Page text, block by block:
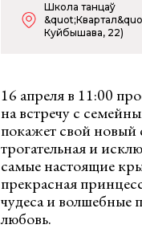
Школа танцаў
Куйбышава, 22)
16 апреля в 11:00
на встречу с
покажет свой
трогательная и
самые настоящие
прекрасная
чудеса и
любовь.